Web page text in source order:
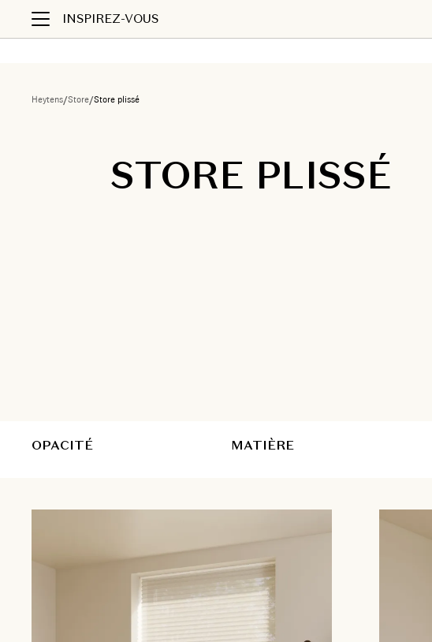
INSPIREZ-VOUS
Heytens/Store/Store plissé
STORE PLISSÉ
OPACITÉ MATIÈRE